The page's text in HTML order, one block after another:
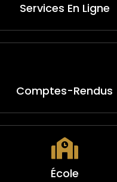
Services En Ligne
Comptes-Rendus
École